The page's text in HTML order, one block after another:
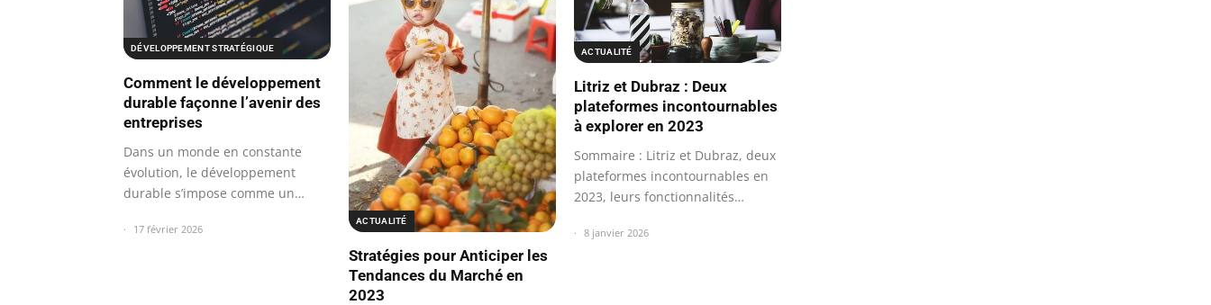
DÉVELOPPEMENT STRATÉGIQUE
Comment le développement
durable façonne l’avenir des
entreprises
Dans un monde en constante
évolution, le développement
durable s’impose comme un
17 février 2026
ACTUALITÉ
Stratégies pour Anticiper les
Tendances du Marché en
2023
ACTUALITÉ
Litriz et Dubraz : Deux
plateformes incontournables
à explorer en 2023
Sommaire : Litriz et Dubraz, deux
plateformes incontournables en
2023, leurs fonctionnalités…
8 janvier 2026